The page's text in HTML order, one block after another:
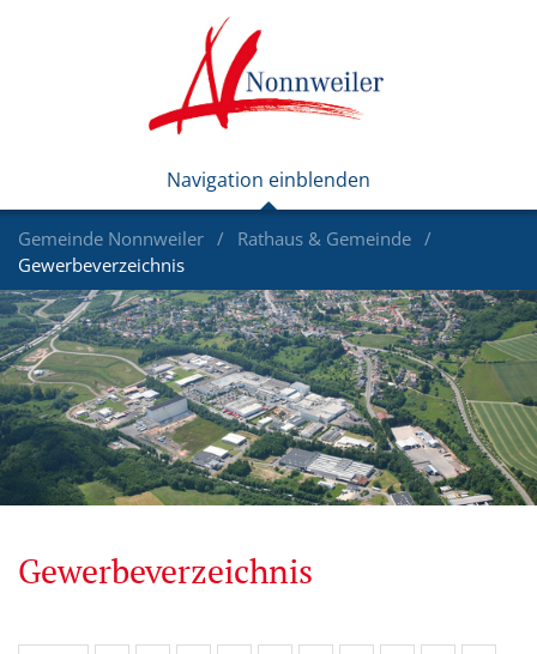
Gemeinde Nonnweiler
Rathaus & Gemeinde
Gewerbeverzeichnis
Gewerbeverzeichnis